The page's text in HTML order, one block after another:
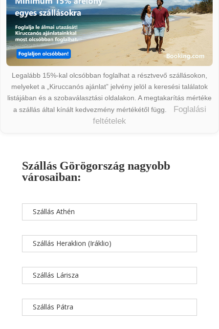
Legalább 15%-kal olcsóbban foglalhat a résztvevő szállásokon,
melyeket a „Kiruccanós ajánlat” jelvény jelöl a keresési találatok
listájában és a szobaválasztási oldalakon. A megtakarítás mértéke
a szállás által kínált kedvezmény mértékétől függ.
Foglalási
feltételek
Szállás Görögország nagyobb
városaiban:
Szállás Athén
Szállás Heraklion (Iráklio)
Szállás Lárisza
Szállás Pátra